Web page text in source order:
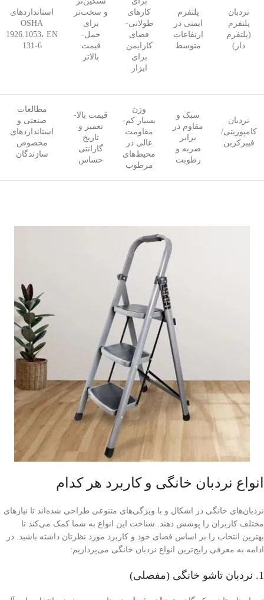
نردبان
پلتفرم
(پلتفرم
دار)
پلتفرم
ایمنی در
ارتفاعات
متوسط
کارهای
طولانی-
فضای
کارایمن
برای
ابزار
و سخت‌تر
برای
حمل-
قیمت
بالاتر
استانداردهای
OSHA
1926.1053، EN
131-6
نردبان
کامپوزیتی/
فیبرکربن
سبک و
مقاوم در
برابر
ضربه و
رطوبت
وزن
بسیار کم-
مقاومت
عالی در
محیط‌های
مرطوب
قیمت بالا-
تعمیر و
تاریخ
گارانتی
حساس
مطالعات
صنعتی و
استانداردهای
مخصوص
سازندگان
انواع نردبان خانگی و کاربرد هر کدام
نردبان‌های خانگی در اشکال و با ویژگی‌های متنوعی طراحی شده‌اند تا نیازهای
مختلف کاربران را پوشش دهند. شناخت این انواع به شما کمک می‌کند تا
بهترین انتخاب را بر اساس فضای خود و کاربرد مورد نظرتان داشته باشید. در
ادامه به معرفی رایج‌ترین انواع نردبان خانگی می‌پردازیم:
1. نردبان تاشو خانگی (مفصلی)